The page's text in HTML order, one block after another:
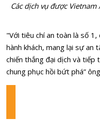
Các dịch vụ được
"Với tiêu chí an toàn là số
hành khách, mang lại sự an
chiến thắng đại dịch và tiếp
chung phục hồi bứt phá”